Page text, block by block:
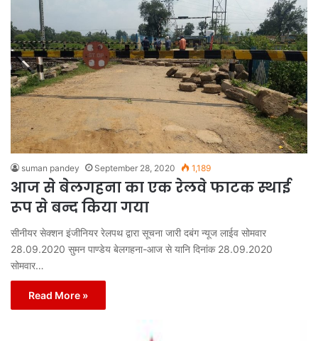
suman pandey September 28, 2020 1,189
आज से बेलगहना का एक रेलवे फाटक स्थाई
रूप से बन्द किया गया
सीनीयर सेक्शन इंजीनियर रेलपथ द्वारा सूचना जारी दबंग न्यूज लाईव सोमवार
28.09.2020 सुमन पाण्डेय बेलगहना-आज से यानि दिनांक 28.09.2020
सोमवार…
Read More »